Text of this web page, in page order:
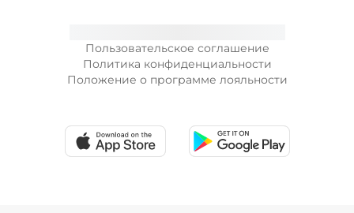
Пользовательское соглашение
Политика конфиденциальности
Положение о программе лояльности